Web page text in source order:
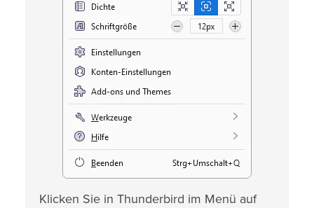
Klicken Sie in Thunderbird im Menü auf